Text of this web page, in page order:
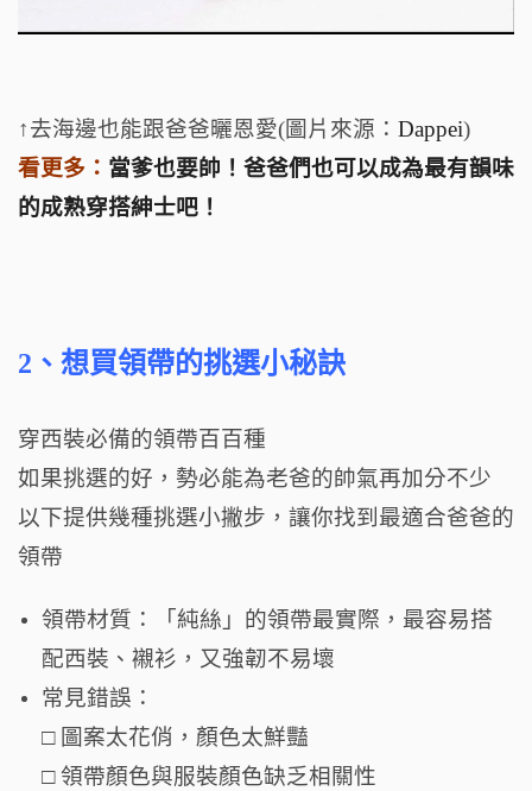
↑去海邊也能跟爸爸曬恩愛(圖片來源： Dappei)
看更多： 當爹也要帥！爸爸們也可以成為最有韻味
的成熟穿搭紳士吧！
2、想買領帶的挑選小秘訣
穿西裝必備的領帶百百種
如果挑選的好，勢必能為老爸的帥氣再加分不少
以下提供幾種挑選小撇步，讓你找到最適合爸爸的
領帶
領帶材質：「純絲」的領帶最實際，最容易搭
配西裝、襯衫，又強韌不易壞
常見錯誤：
□ 圖案太花俏，顏色太鮮豔
□領帶顏色與服裝顏色缺乏相關性